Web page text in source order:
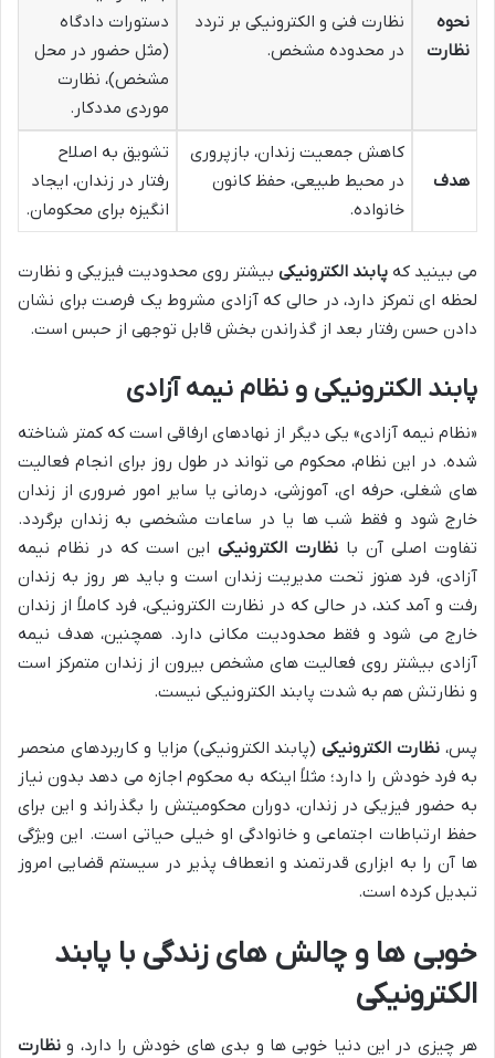
نحوه
نظارت
نظارت فنی و الکترونیکی بر تردد
در محدوده مشخص.
دستورات دادگاه
(مثل حضور در محل
مشخص)، نظارت
موردی مددکار.
هدف
کاهش جمعیت زندان، بازپروری
در محیط طبیعی، حفظ کانون
خانواده.
تشویق به اصلاح
رفتار در زندان، ایجاد
انگیزه برای محکومان.
می بینید که پابند الکترونیکی بیشتر روی محدودیت فیزیکی و نظارت
لحظه ای تمرکز دارد، در حالی که آزادی مشروط یک فرصت برای نشان
دادن حسن رفتار بعد از گذراندن بخش قابل توجهی از حبس است.
پابند الکترونیکی و نظام نیمه آزادی
«نظام نیمه آزادی» یکی دیگر از نهادهای ارفاقی است که کمتر شناخته
شده. در این نظام، محکوم می تواند در طول روز برای انجام فعالیت
های شغلی، حرفه ای، آموزشی، درمانی یا سایر امور ضروری از زندان
خارج شود و فقط شب ها یا در ساعات مشخصی به زندان برگردد.
تفاوت اصلی آن با نظارت الکترونیکی این است که در نظام نیمه
آزادی، فرد هنوز تحت مدیریت زندان است و باید هر روز به زندان
رفت و آمد کند، در حالی که در نظارت الکترونیکی، فرد کاملاً از زندان
خارج می شود و فقط محدودیت مکانی دارد. همچنین، هدف نیمه
آزادی بیشتر روی فعالیت های مشخص بیرون از زندان متمرکز است
و نظارتش هم به شدت پابند الکترونیکی نیست.
پس، نظارت الکترونیکی(پابند الکترونیکی) مزایا و کاربردهای منحصر
به فرد خودش را دارد؛ مثلاً اینکه به محکوم اجازه می دهد بدون نیاز
به حضور فیزیکی در زندان، دوران محکومیتش را بگذراند و این برای
حفظ ارتباطات اجتماعی و خانوادگی او خیلی حیاتی است. این ویژگی
ها آن را به ابزاری قدرتمند و انعطاف پذیر در سیستم قضایی امروز
تبدیل کرده است.
خوبی ها و چالش های زندگی با پابند
الکترونیکی
هر چیزی در این دنیا خوبی ها و بدی های خودش را دارد، و نظارت